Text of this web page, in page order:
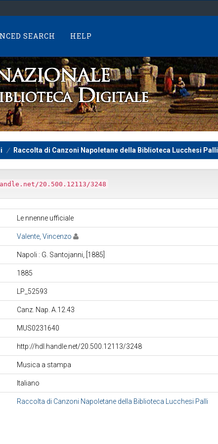
SEARCH HELP
Raccolta di Canzoni Napoletane della Biblioteca Lucchesi Palli
20.500.12113/3248
Le nnenne ufficiale
Valente, Vincenzo
Napoli : G. Santojanni, [1885]
1885
LP_52593
Canz. Nap. A.12.43
MUS0231640
http://hdl.handle.net/20.500.12113/3248
Musica a stampa
Italiano
Raccolta di Canzoni Napoletane della Biblioteca Lucchesi Palli